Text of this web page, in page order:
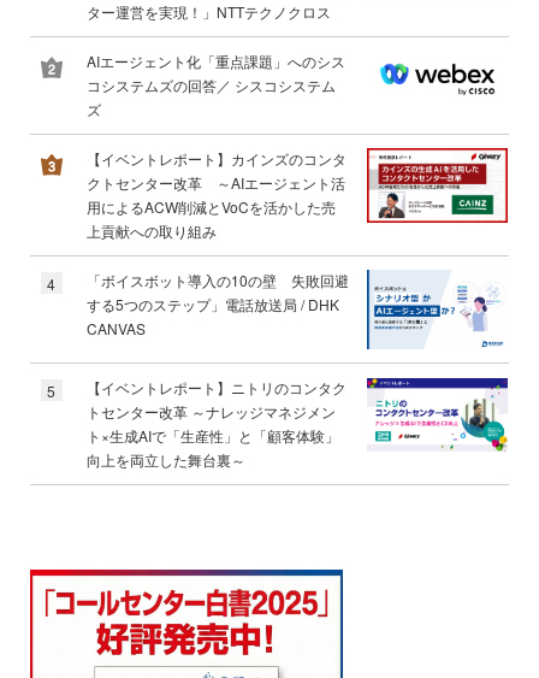
ター運営を実現！」NTTテクノクロス
AIエージェント化「重点課題」へのシス
コシステムズの回答／ シスコシステム
ズ
【イベントレポート】カインズのコンタ
クトセンター改革 ～AIエージェント活
用によるACW削減とVoCを活かした売
上貢献への取り組み
4
「ボイスボット導入の10の壁 失敗回避
する5つのステップ」電話放送局 / DHK
CANVAS
5
【イベントレポート】ニトリのコンタク
トセンター改革 ～ナレッジマネジメン
ト×生成AIで「生産性」と「顧客体験」
向上を両立した舞台裏～